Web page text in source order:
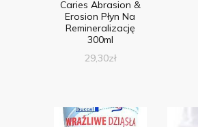
Caries Abrasion &
Erosion Płyn Na
Remineralizację
300ml
29,30zł